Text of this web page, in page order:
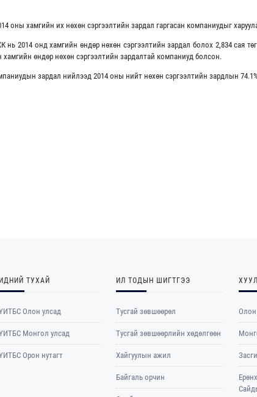
оны хамгийн их нөхөн сэргээлтийн зардал гаргасан компаниудыг
2014 онд хамгийн өндөр нөхөн сэргээлтийн зардал болох 2,834 сая
хамгийн өндөр нөхөн сэргээлтийн зардалтай компаниуд болсон.
зардал нийлээд 2014 оны нийт нөхөн сэргээлтийн зардлын
ТУХАЙ
Олон улсад
Монгол улсад
Орон нутагт
ИЛ ТОДЫН ШИГТГЭЭ
Тусгай зөвшөөрөл
Тусгай зөвшөөрлийн хөдөлгөөн
Хайгуулын ажил
Байгаль орчин
Олон